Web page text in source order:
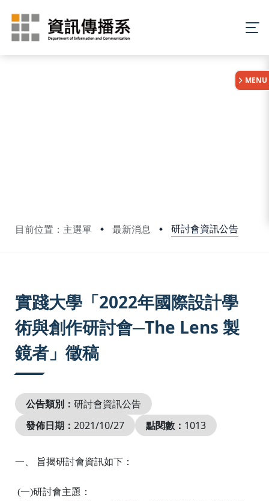
目前位置：主選單 最新消息 研討會資訊公告
MENU
實踐大學「2022年國際設計學
術與創作研討會─The Lens 製
鏡者」徵稿
公告類別： 研討會資訊公告
發佈日期： 2021/10/27 點閱數： 1013
一、 旨揭研討會資訊如下：
(一)研討會主題：